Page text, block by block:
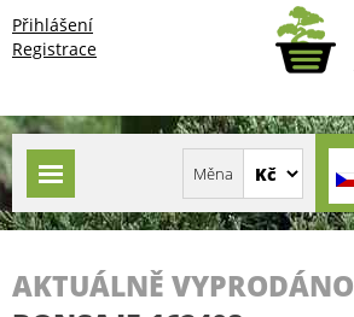
Přihlášení
Registrace
AKTUÁLNĚ VYPRODÁNO